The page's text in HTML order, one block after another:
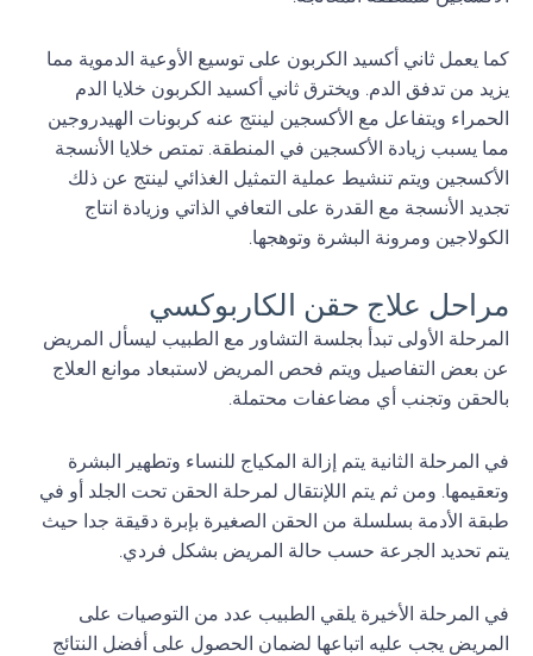
كما يعمل ثاني أكسيد الكربون على توسيع الأوعية الدموية مما
يزيد من تدفق الدم. ويخترق ثاني أكسيد الكربون خلايا الدم
الحمراء ويتفاعل مع الأكسجين لينتج عنه كربونات الهيدروجين
مما يسبب زيادة الأكسجين في المنطقة. تمتص خلايا الأنسجة
الأكسجين ويتم تنشيط عملية التمثيل الغذائي لينتج عن ذلك
تجديد الأنسجة مع القدرة على التعافي الذاتي وزيادة انتاج
الكولاجين ومرونة البشرة وتوهجها.
مراحل علاج حقن الكاربوكسي
المرحلة الأولى تبدأ بجلسة التشاور مع الطبيب ليسأل المريض
عن بعض التفاصيل ويتم فحص المريض لاستبعاد موانع العلاج
بالحقن وتجنب أي مضاعفات محتملة.
في المرحلة الثانية يتم إزالة المكياج للنساء وتطهير البشرة
وتعقيمها. ومن ثم يتم اللإنتقال لمرحلة الحقن تحت الجلد أو في
طبقة الأدمة بسلسلة من الحقن الصغيرة بإبرة دقيقة جدا حيث
يتم تحديد الجرعة حسب حالة المريض بشكل فردي.
في المرحلة الأخيرة يلقي الطبيب عدد من التوصيات على
المريض يجب عليه اتباعها لضمان الحصول على أفضل النتائج